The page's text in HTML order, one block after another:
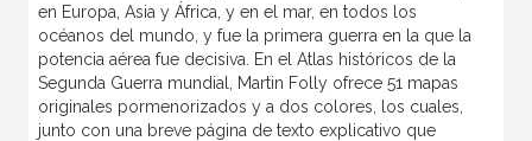
en Europa, Asia y África, y en el mar, en todos los
océanos del mundo, y fue la primera guerra en la que la
potencia aérea fue decisiva. En el Atlas históricos de la
Segunda Guerra mundial, Martin Folly ofrece 51 mapas
originales pormenorizados y a dos colores, los cuales,
junto con una breve página de texto explicativo que